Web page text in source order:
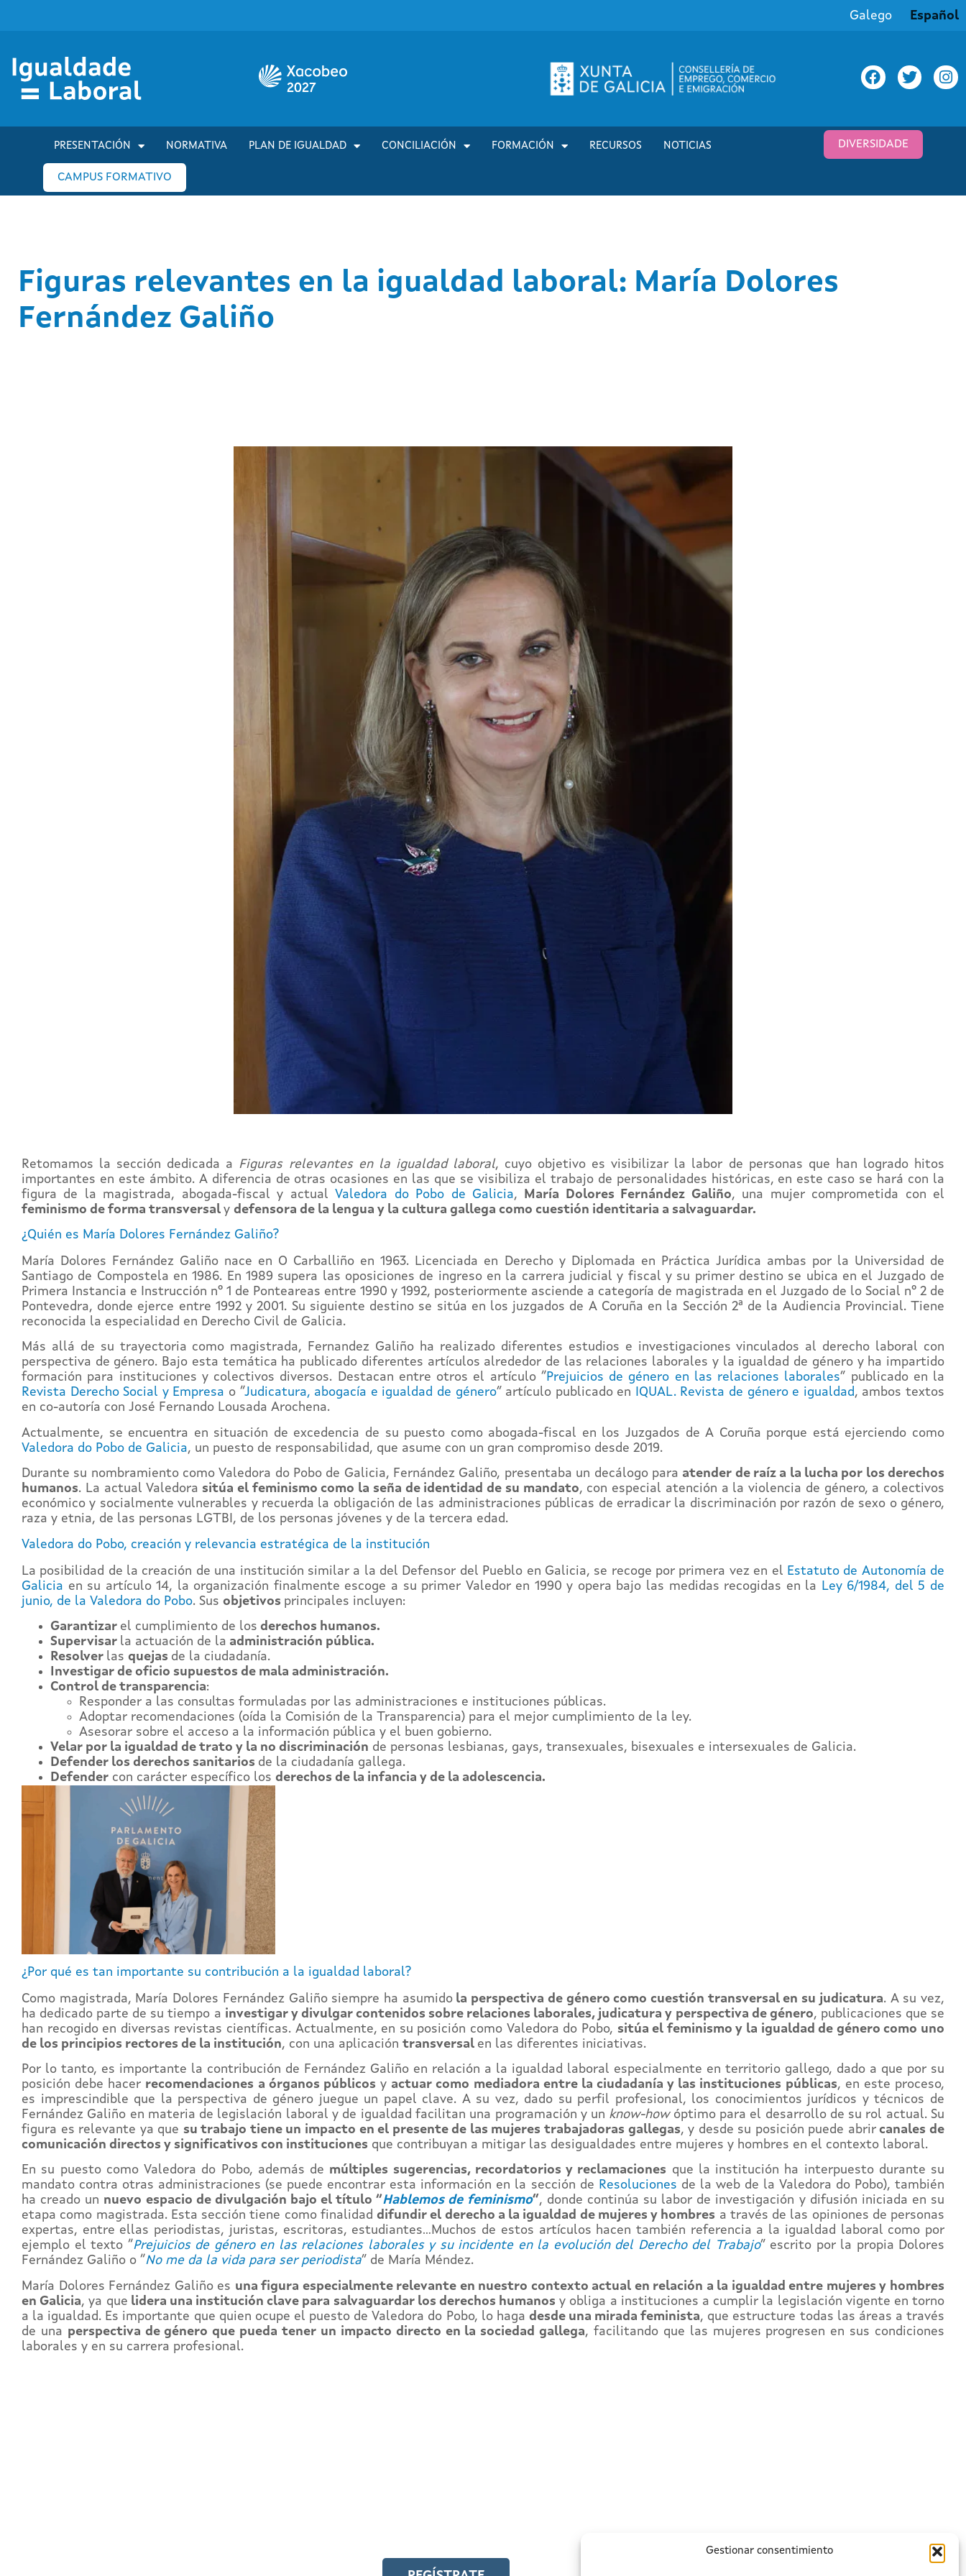
Gestionar consentimiento
Galego Español
PRESENTACIÓN NORMATIVA PLAN DE IGUALDAD CONCILIACIÓN FORMACIÓN RECURSOS NOTICIAS DIVERSIDADE
CAMPUS FORMATIVO
Figuras relevantes en la igualdad laboral: María Dolores
Fernández Galiño
Retomamos la sección dedicada a Figuras relevantes en la igualdad laboral, cuyo objetivo es visibilizar la labor de personas que han logrado hitos
importantes en este ámbito. A diferencia de otras ocasiones en las que se visibiliza el trabajo de personalidades históricas, en este caso se hará con la
figura de la magistrada, abogada-fiscal y actualValedora do Pobo de Galicia, María Dolores Fernández Galiño, una mujer comprometida con el
feminismo de forma transversal y defensora de la lengua y la cultura gallega como cuestión identitaria a salvaguardar.
¿Quién es María Dolores Fernández Galiño?
María Dolores Fernández Galiño nace en O Carballiño en 1963. Licenciada en Derecho y Diplomada en Práctica Jurídica ambas por la Universidad de
Santiago de Compostela en 1986. En 1989 supera las oposiciones de ingreso en la carrera judicial y fiscal y su primer destino se ubica en el Juzgado de
Primera Instancia e Instrucción nº 1 de Ponteareas entre 1990 y 1992, posteriormente asciende a categoría de magistrada en el Juzgado de lo Social nº 2 de
Pontevedra, donde ejerce entre 1992 y 2001. Su siguiente destino se sitúa en los juzgados de A Coruña en la Sección 2ª de la Audiencia Provincial. Tiene
reconocida la especialidad en Derecho Civil de Galicia.
Más allá de su trayectoria como magistrada, Fernandez Galiño ha realizado diferentes estudios e investigaciones vinculados al derecho laboral con
perspectiva de género. Bajo esta temática ha publicado diferentes artículos alrededor de las relaciones laborales y la igualdad de género y ha impartido
formación para instituciones y colectivos diversos. Destacan entre otros el artículo “ Prejuicios de género en las relaciones laborales” publicado en la
Revista Derecho Social y Empresa o “Judicatura, abogacía e igualdad de género” artículo publicado en IQUAL. Revista de género e igualdad, ambos textos
en co-autoría con José Fernando Lousada Arochena.
Actualmente, se encuentra en situación de excedencia de su puesto como abogada-fiscal en los Juzgados de A Coruña porque está ejerciendo como
Valedora do Pobo de Galicia, un puesto de responsabilidad, que asume con un gran compromiso desde 2019.
Durante su nombramiento como Valedora do Pobo de Galicia, Fernández Galiño, presentaba un decálogo para atender de raíz a la lucha por los derechos
humanos. La actual Valedora sitúa el feminismo como la seña de identidad de su mandato, con especial atención a la violencia de género, a colectivos
económico y socialmente vulnerables y recuerda la obligación de las administraciones públicas de erradicar la discriminación por razón de sexo o género,
raza y etnia, de las personas LGTBI, de los personas jóvenes y de la tercera edad.
Valedora do Pobo, creación y relevancia estratégica de la institución
La posibilidad de la creación de una institución similar a la del Defensor del Pueblo en Galicia, se recoge por primera vez en el Estatuto de Autonomía de
Galicia en su artículo 14, la organización finalmente escoge a su primer Valedor en 1990 y opera bajo las medidas recogidas en la
Ley 6/1984, del 5 de
junio, de la Valedora do Pobo. Sus objetivos principales incluyen:
Garantizar el cumplimiento de los derechos humanos.
Supervisar la actuación de la administración pública.
Resolver las quejas de la ciudadanía.
Investigar de oficio supuestos de mala administración.
Control de transparencia:
Responder a las consultas formuladas por las administraciones e instituciones públicas.
Adoptar recomendaciones (oída la Comisión de la Transparencia) para el mejor cumplimiento de la ley.
Asesorar sobre el acceso a la información pública y el buen gobierno.
Velar por la igualdad de trato y la no discriminación de personas lesbianas, gays, transexuales, bisexuales e intersexuales de Galicia.
Defender los derechos sanitarios de la ciudadanía gallega.
Defender con carácter específico los derechos de la infancia y de la adolescencia.
¿Por qué es tan importante su contribución a la igualdad laboral?
Como magistrada, María Dolores Fernández Galiño siempre ha asumidola perspectiva de género como cuestión transversal en su judicatura. A su vez,
ha dedicado parte de su tiempo a investigar y divulgar contenidos sobre relaciones laborales, judicatura y perspectiva de género, publicaciones que se
han recogido en diversas revistas científicas. Actualmente, en su posición como Valedora do Pobo, sitúa el feminismo y la igualdad de género como uno
de los principios rectores de la institución, con una aplicación transversal en las diferentes iniciativas.
Por lo tanto, es importante la contribución de Fernández Galiño en relación a la igualdad laboral especialmente en territorio gallego, dado a que por su
posición debe hacer recomendaciones a órganos públicos y actuar como mediadora entre la ciudadanía y las instituciones públicas, en este proceso,
es imprescindible que la perspectiva de género juegue un papel clave. A su vez, dado su perfil profesional, los conocimientos jurídicos y técnicos de
Fernández Galiño en materia de legislación laboral y de igualdad facilitan una programación y un know-howóptimo para el desarrollo de su rol actual. Su
figura es relevante ya que su trabajo tiene un impacto en el presente de las mujeres trabajadoras gallegas, y desde su posición puede abrircanales de
comunicación directos y significativos con instituciones que contribuyan a mitigar las desigualdades entre mujeres y hombres en el contexto laboral.
En su puesto como Valedora do Pobo, además de múltiples sugerencias, recordatorios y reclamaciones que la institución ha interpuesto durante su
mandato contra otras administraciones (se puede encontrar esta información en la sección de Resoluciones de la web de la Valedora do Pobo), también
ha creado un nuevo espacio de divulgación bajo el título “Hablemos de feminismo”, donde continúa su labor de investigación y difusión iniciada en su
etapa como magistrada. Esta sección tiene como finalidad difundir el derecho a la igualdad de mujeres y hombres a través de las opiniones de personas
expertas, entre ellas periodistas, juristas, escritoras, estudiantes…Muchos de estos artículos hacen también referencia a la igualdad laboral como por
ejemplo el texto “Prejuicios de género en las relaciones laborales y su incidente en la evolución del Derecho del Trabajo” escrito por la propia Dolores
Fernández Galiño o “No me da la vida para ser periodista” de María Méndez.
María Dolores Fernández Galiño es una figura especialmente relevante en nuestro contexto actual en relación a la igualdad entre mujeres y hombres
en Galicia, ya que lidera una institución clave para salvaguardar los derechos humanos y obliga a instituciones a cumplir la legislación vigente en torno
a la igualdad. Es importante que quien ocupe el puesto de Valedora do Pobo, lo haga desde una mirada feminista, que estructure todas las áreas a través
de una perspectiva de género que pueda tener un impacto directo en la sociedad gallega, facilitando que las mujeres progresen en sus condiciones
laborales y en su carrera profesional.